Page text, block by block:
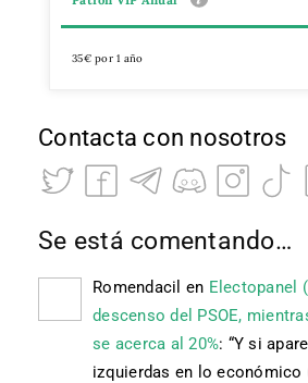
35€ por 1 año
Contacta con nosotros
Se está comentando…
Romendacil en Electopanel
descenso del PSOE,
se acerca al 20%: “Y si
izquierdas en lo económico